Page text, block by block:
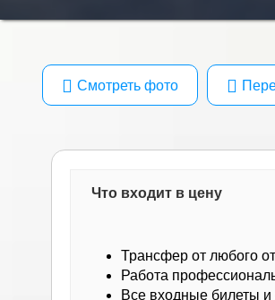
Смотреть фото
Что входит в цену
Трансфер от любого
Работа
Все входные билеты